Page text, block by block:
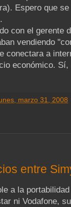
Espero que
con el gerente
vendiendo
conectara a
económico.
marzo 31, 2008
entre
a la
ni Vodafone,